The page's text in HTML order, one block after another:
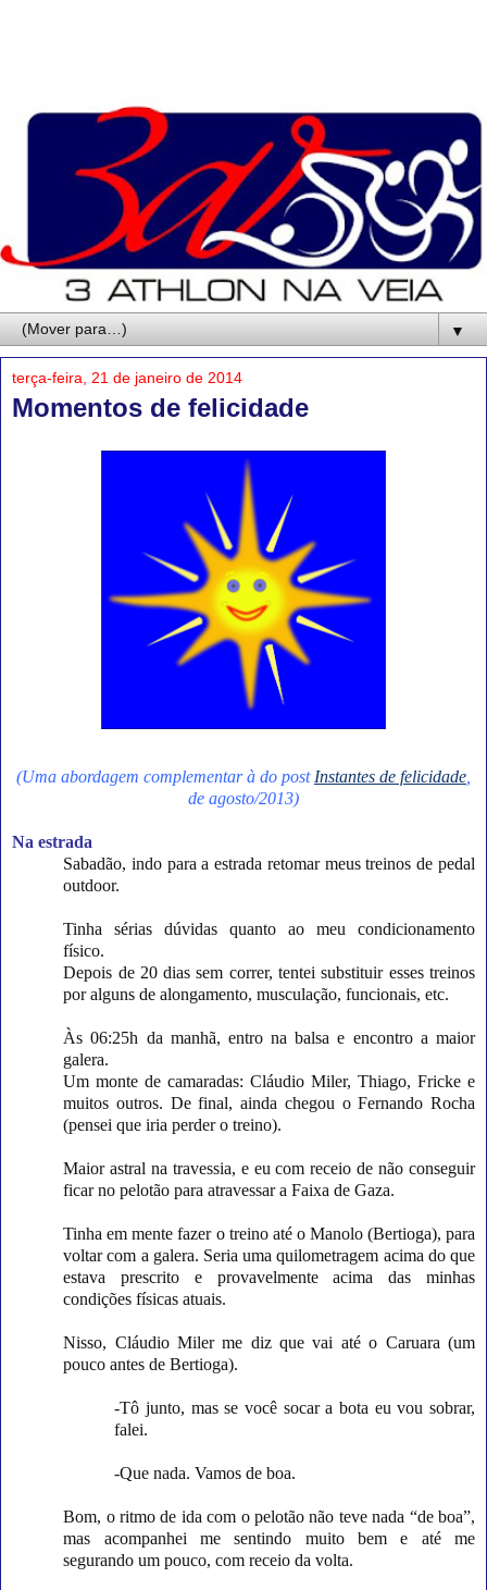
▼
terça-feira, 21 de janeiro de 2014
Momentos de felicidade
(Uma abordagem complementar à do post Instantes de felicidade
de agosto/2013)
Na estrada
Sabadão, indo para a estrada retomar meus treinos de pedal
outdoor.
Tinha sérias dúvidas quanto ao meu condicionamento
físico.
Depois de 20 dias sem correr, tentei substituir esses treinos
por alguns de alongamento, musculação, funcionais, etc.
Às 06:25h da manhã, entro na balsa e encontro a maior
galera.
Um monte de camaradas: Cláudio Miler, Thiago, Fricke e
muitos outros. De final, ainda chegou o Fernando Rocha
(pensei que iria perder o treino).
Maior astral na travessia, e eu com receio de não conseguir
ficar no pelotão para atravessar a Faixa de Gaza.
Tinha em mente fazer o treino até o Manolo (Bertioga), para
voltar com a galera. Seria uma quilometragem acima do que
estava prescrito e provavelmente acima das minhas
condições físicas atuais.
Nisso, Cláudio Miler me diz que vai até o Caruara (um
pouco antes de Bertioga).
-Tô junto, mas se você socar a bota eu vou sobrar,
falei.
-Que nada. Vamos de boa.
Bom, o ritmo de ida com o pelotão não teve nada “de boa”,
mas acompanhei me sentindo muito bem e até me
segurando um pouco, com receio da volta.